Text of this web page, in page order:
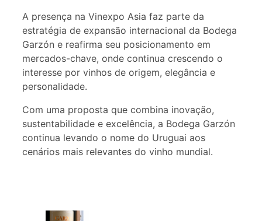
A presença na Vinexpo Asia faz parte da
estratégia de expansão internacional da Bodega
Garzón e reafirma seu posicionamento em
mercados-chave, onde continua crescendo o
interesse por vinhos de origem, elegância e
personalidade.
Com uma proposta que combina inovação,
sustentabilidade e excelência, a Bodega Garzón
continua levando o nome do Uruguai aos
cenários mais relevantes do vinho mundial.